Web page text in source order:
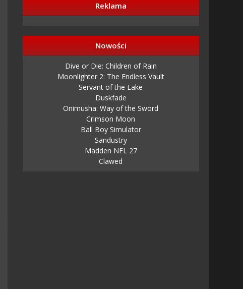
Reklama
Nowości
Dive or Die: Children of Rain
Moonlighter 2: The Endless Vault
Servant of the Lake
Duskfade
Onimusha: Way of the Sword
Crimson Moon
Ball Boy Simulator
Sandustry
Madden NFL 27
Clawed